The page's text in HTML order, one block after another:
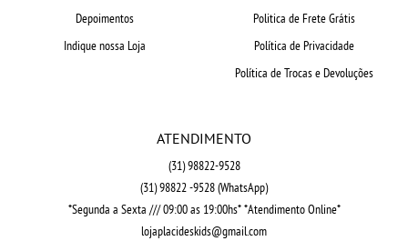
Depoimentos
Indique nossa Loja
Politica de Frete Grátis
Política de Privacidade
Política de Trocas e Devoluções
ATENDIMENTO
(31)98822-9528
(31)98822 -9528(WhatsApp)
*Segunda a Sexta /// 09:00 as 19:00hs* *Atendimento Online*
lojaplacideskids@gmail.com